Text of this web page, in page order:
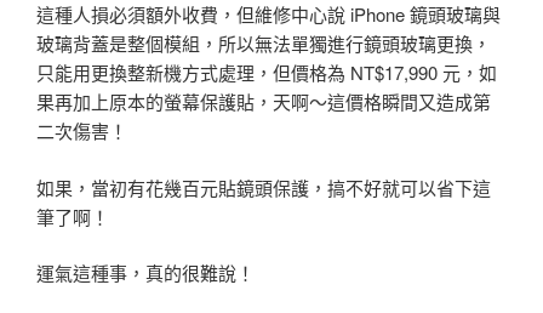
這種人損必須額外收費，但維修中心說 iPhone 鏡頭玻璃與
玻璃背蓋是整個模組，所以無法單獨進行鏡頭玻璃更換，
只能用更換整新機方式處理，但價格為 NT$17,990 元，如
果再加上原本的螢幕保護貼，天啊～這價格瞬間又造成第
二次傷害！
如果，當初有花幾百元貼鏡頭保護，搞不好就可以省下這
筆了啊！
運氣這種事，真的很難說！